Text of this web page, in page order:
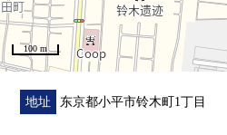
・在各层厕所有
・温水冲洗除异味马桶座
・有TV监视器的内部对讲机
・停车位有 ※出自车型的限制有
100 m
地址 东京都小平市铃木町1丁目